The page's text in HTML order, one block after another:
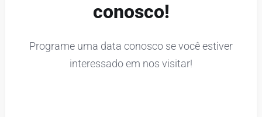
conosco!
Programe uma data conosco se você estiver
interessado em nos visitar!